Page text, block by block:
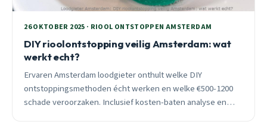
26 OKTOBER 2025 · RIOOL ONTSTOPPEN AMSTERDAM
DIY rioolontstopping veilig Amsterdam: wat
werkt echt?
Ervaren Amsterdam loodgieter onthult welke DIY
ontstoppingsmethoden écht werken en welke €500-1200
schade veroorzaken. Inclusief kosten-baten analyse en